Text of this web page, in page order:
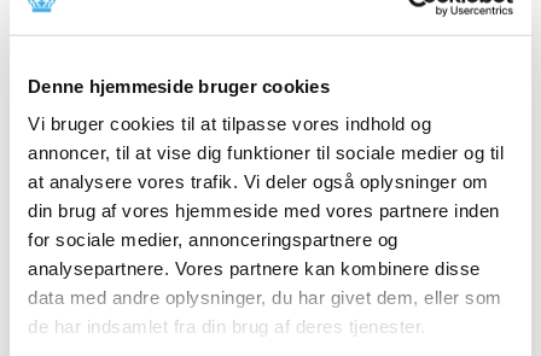
Denne hjemmeside bruger cookies
Vi bruger cookies til at tilpasse vores indhold og
annoncer, til at vise dig funktioner til sociale medier og til
at analysere vores trafik. Vi deler også oplysninger om
din brug af vores hjemmeside med vores partnere inden
for sociale medier, annonceringspartnere og
analysepartnere. Vores partnere kan kombinere disse
data med andre oplysninger, du har givet dem, eller som
de har indsamlet fra din brug af deres tjenester.
udstyret, der kræver korrektion og instruktion i
Referencer
Produkt: Picis Perioperative and Critical Care
Fabrikant: Picis Clinical Solutions, S.A.
Fabrikantens referencenummer: CC1224001
Lægemiddelstyrelsens sagsnummer:2025010685